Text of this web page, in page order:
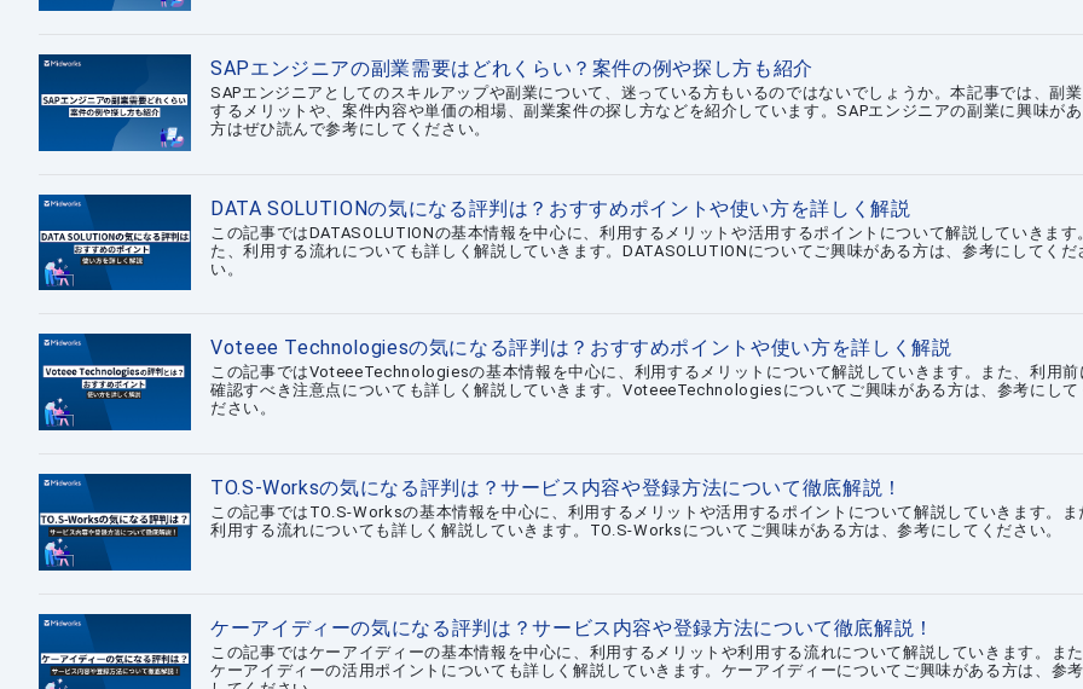
SAPエンジニアの副業需要はどれくらい？案件の例や探し方も紹介
SAPエンジニアとしてのスキルアップや副業について、迷っている方もいるのではないでしょうか。本記事では、副
するメリットや、案件内容や単価の相場、副業案件の探し方などを紹介しています。SAPエンジニアの副業に興味が
方はぜひ読んで参考にしてください。
DATA SOLUTIONの気になる評判は？おすすめポイントや使い方を詳しく解説
この記事ではDATASOLUTIONの基本情報を中心に、利用するメリットや活用するポイントについて解説していきます
た、利用する流れについても詳しく解説していきます。DATASOLUTIONについてご興味がある方は、参考にしてくだ
い。
Voteee Technologiesの気になる評判は？おすすめポイントや使い方を詳しく解説
この記事ではVoteeeTechnologiesの基本情報を中心に、利用するメリットについて解説していきます。また、利用前
確認すべき注意点についても詳しく解説していきます。VoteeeTechnologiesについてご興味がある方は、参考にして
ださい。
TO.S-Worksの気になる評判は？サービス内容や登録方法について徹底解説！
この記事ではTO.S-Worksの基本情報を中心に、利用するメリットや活用するポイントについて解説していきます。ま
利用する流れについても詳しく解説していきます。TO.S-Worksについてご興味がある方は、参考にしてください。
ケーアイディーの気になる評判は？サービス内容や登録方法について徹底解説！
この記事ではケーアイディーの基本情報を中心に、利用するメリットや利用する流れについて解説していきます。また
ケーアイディーの活用ポイントについても詳しく解説していきます。ケーアイディーについてご興味がある方は、参